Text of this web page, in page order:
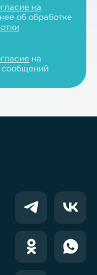
на
об обработке
на
сообщений